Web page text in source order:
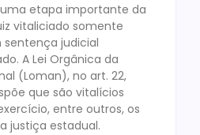
etapa importante da
vitaliciado somente
judicial
A Lei Orgânica da
(Loman), no art. 22,
que são vitalícios
entre outros, os
justiça estadual.